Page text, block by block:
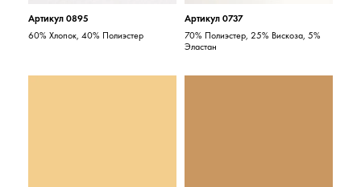
Артикул 0895
60% Хлопок, 40% Полиэстер
Артикул 0737
70% Полиэстер, 25% Вискоза, 5%
Эластан